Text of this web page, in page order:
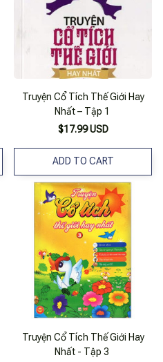
Truyện Cổ Tích Thế Giới Hay
Nhất – Tập 1
$17.99 USD
ADD TO CART
Truyện Cổ Tích Thế Giới Hay
Nhất - Tập 3